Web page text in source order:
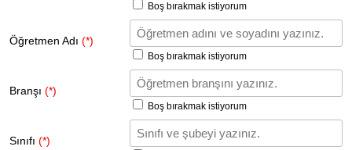
Boş bırakmak istiyorum
Öğretmen Adı (*)
Boş bırakmak istiyorum
Branşı (*)
Boş bırakmak istiyorum
Sınıfı (*)